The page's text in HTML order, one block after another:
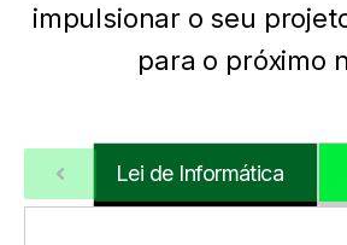
impulsionar o seu
para o próximo
Lei de Informática